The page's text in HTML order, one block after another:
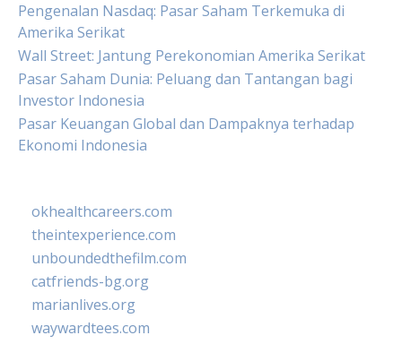
Pengenalan Nasdaq: Pasar Saham Terkemuka di
Amerika Serikat
Wall Street: Jantung Perekonomian Amerika Serikat
Pasar Saham Dunia: Peluang dan Tantangan bagi
Investor Indonesia
Pasar Keuangan Global dan Dampaknya terhadap
Ekonomi Indonesia
okhealthcareers.com
theintexperience.com
unboundedthefilm.com
catfriends-bg.org
marianlives.org
waywardtees.com